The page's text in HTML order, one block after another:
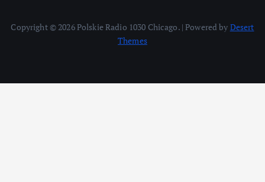
Copyright © 2026 Polskie Radio 1030 Chicago. | Powered by Desert
Themes